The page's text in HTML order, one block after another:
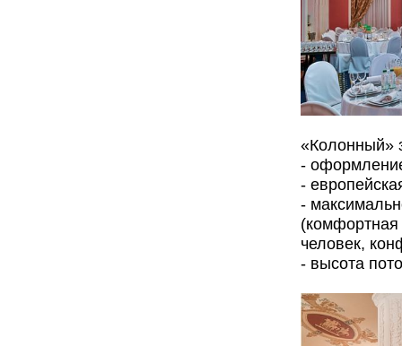
«Колонный»
-
-
-
(комфортная
человек,
- высота